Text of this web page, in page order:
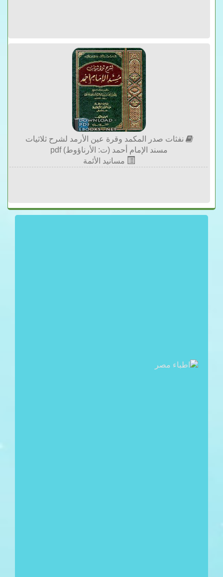
نفثات صدر المكمد وقرة عين الأرمد لشرح ثلاثيات
مسند الإمام أحمد (ت: الأرناؤوط) pdf
مسانيد الأئمة